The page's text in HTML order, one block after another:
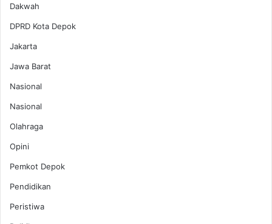
Dakwah
DPRD Kota Depok
Jakarta
Jawa Barat
Nasional
Nasional
Olahraga
Opini
Pemkot Depok
Pendidikan
Peristiwa